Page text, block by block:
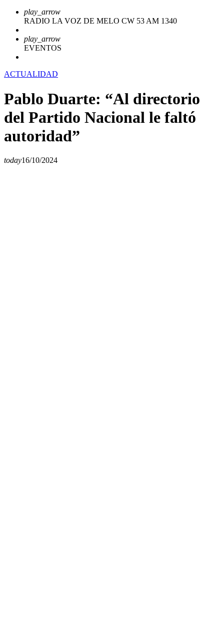
play_arrow
RADIO LA VOZ DE MELO CW 53 AM 1340
play_arrow
EVENTOS
ACTUALIDAD
Pablo Duarte: “Al directorio
del Partido Nacional le faltó
autoridad”
today16/10/2024